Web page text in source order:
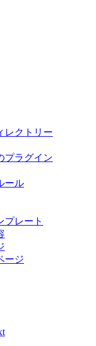
レクトリー
プラグイン
ール
プレート
ージ